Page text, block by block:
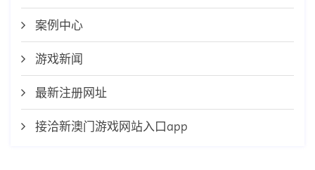
案例中心
游戏新闻
最新注册网址
接洽新澳门游戏网站入口app